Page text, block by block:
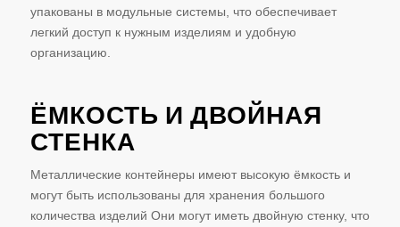
упакованы в модульные системы, что обеспечивает
легкий доступ к нужным изделиям и удобную
организацию.
ЁМКОСТЬ И ДВОЙНАЯ
СТЕНКА
Металлические контейнеры имеют высокую ёмкость и
могут быть использованы для хранения большого
количества изделий Они могут иметь двойную стенку, что